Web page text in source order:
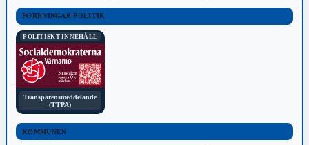
FÖRENINGAR POLITIK
POLITISKT INNEHÅLL
Transparensmeddelande
(TTPA)
KOMMUNEN